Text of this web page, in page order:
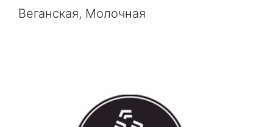
Веганская, Молочная